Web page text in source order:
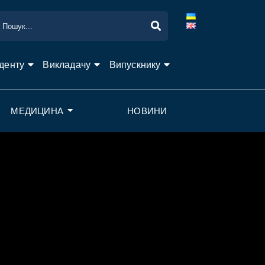
Викладачу Випускнику
МЕДИЦИНА НОВИНИ